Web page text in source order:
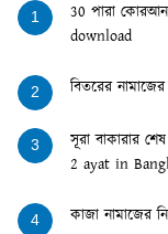
1
30 পারা
download
2 বিতরের
3
সূরা বাকারার
2 ayat in
4 কাজা নামাজের